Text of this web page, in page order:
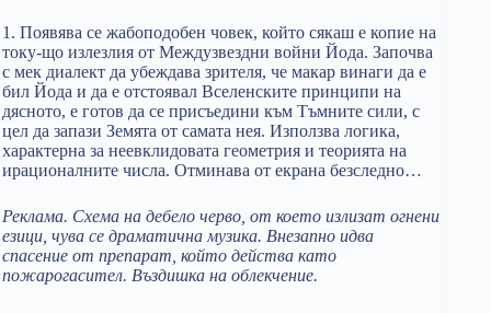
1. Появява се жабоподобен човек, който сякаш е копие на
току-що излезлия от Междузвездни войни Йода. Започва
с мек диалект да убеждава зрителя, че макар винаги да е
бил Йода и да е отстоявал Вселенските принципи на
дясното, е готов да се присъедини към Тъмните сили, с
цел да запази Земята от самата нея. Използва логика,
характерна за неевклидовата геометрия и теорията на
ирационалните числа. Отминава от екрана безследно…
Реклама. Схема на дебело черво от което излизат огнени
езици, чува се драматична музика. Внезапно идва
спасение от препарат, който действа като
пожарогасител. Въздишка на облекчение.